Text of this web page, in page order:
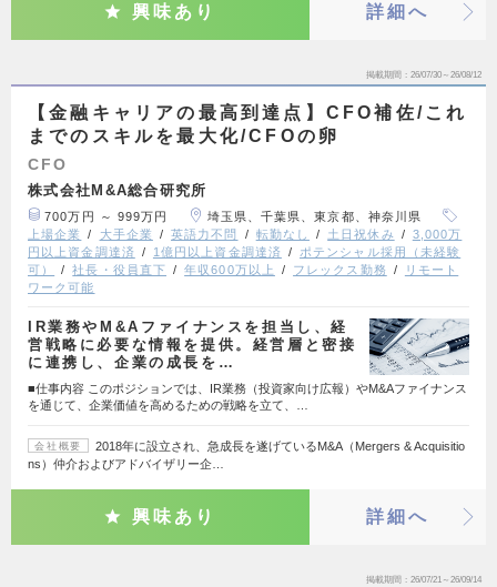
興味あり 詳細へ
掲載期間 26/07/30～26/08/12
【金融キャリアの最高到達点】CFO補佐/これ
までのスキルを最大化/CFOの卵
CFO
株式会社M&A総合研究所
700万円 ～ 999万円
埼玉県、千葉県、東京都、神奈川県
上場企業
大手企業 英語力不問 転勤なし 土日祝休み
3,000万
円以上資金調達済
1億円以上資金調達済
ポテンシャル採用（未経験
可）
社長・役員直下 年収600万以上 フレックス勤務
リモート
ワーク可能
IR業務やM&Aファイナンスを担当し、経
営戦略に必要な情報を提供。経営層と密接
に連携し、企業の成長を…
■仕事内容 このポジションでは、IR業務（投資家向け広報）やM&Aファイナンス
を通じて、企業価値を高めるための戦略を立て、…
会社概要
2018年に設立され、急成長を遂げているM&A（Mergers & Acquisitio
ns）仲介およびアドバイザリー企…
興味あり 詳細へ
掲載期間 26/07/21～26/09/14